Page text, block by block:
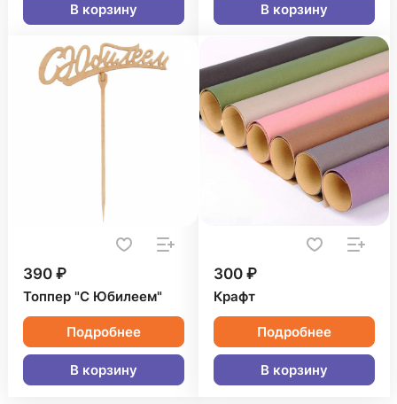
В корзину В корзину
390 ₽
Топпер "С Юбилеем"
Подробнее
В корзину
300 ₽
Крафт
Подробнее
В корзину